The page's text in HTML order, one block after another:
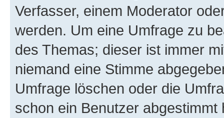
Verfasser, einem Moderator
werden. Um eine Umfrage zu
des Themas; dieser ist immer
niemand eine Stimme
Umfrage löschen oder die
schon ein Benutzer